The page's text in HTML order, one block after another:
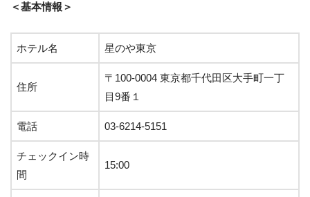
＜基本情報＞
ホテル名 星のや東京
住所
〒100-0004 東京都千代田区大手町一丁
目9番１
電話 03-6214-5151
チェックイン時
間
15:00